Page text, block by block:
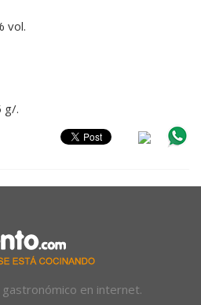
vol.
g/.
en internet.